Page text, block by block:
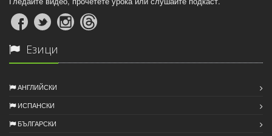
Езици
АНГЛИЙСКИ
ИСПАНСКИ
БЪЛГАРСКИ